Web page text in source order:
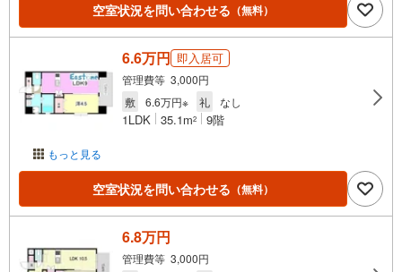
空室状況を問い合わせる （無料）
もっと見る
6.6万円 即入居可
管理費等 3,000円
敷
6.6万円※ 礼 なし
1LDK 35.1m2 9階
空室状況を問い合わせる （無料）
6.8万円
管理費等 3,000円